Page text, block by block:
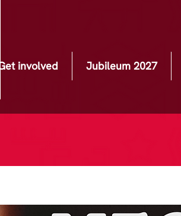
Get involved Jubileum 2027